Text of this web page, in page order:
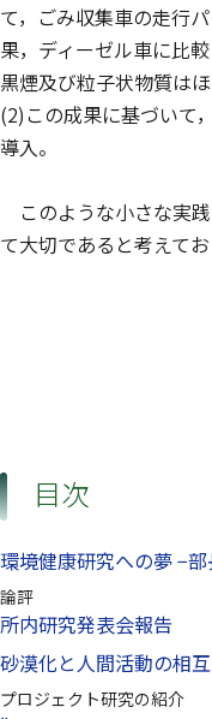
て，ごみ収集車の走行
果，ディーゼル車に比
黒煙及び粒子状物質は
(2)この成果に基づいて
導入。
このような小さな実
て大切であると考えてお
目次
環境健康研究への夢 −
論評
所内研究発表会報告
砂漠化と人間活動の相
プロジェクト研究の紹介